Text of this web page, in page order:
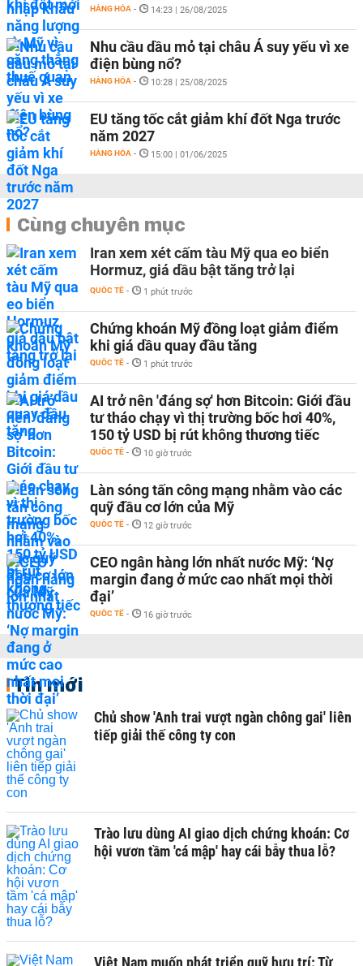
HÀNG HÓA - 14:23 | 26/08/2025
Nhu cầu dầu mỏ tại châu Á suy yếu vì xe
điện bùng nổ?
HÀNG HÓA - 10:28 | 25/08/2025
EU tăng tốc cắt giảm khí đốt Nga trước
năm 2027
HÀNG HÓA - 15:00 | 01/06/2025
Cùng chuyên mục
Iran xem xét cấm tàu Mỹ qua eo biển
Hormuz, giá dầu bật tăng trở lại
QUỐC TẾ - 1 phút trước
Chứng khoán Mỹ đồng loạt giảm điểm
khi giá dầu quay đầu tăng
QUỐC TẾ - 1 phút trước
AI trở nên 'đáng sợ' hơn Bitcoin: Giới đầu
tư tháo chạy vì thị trường bốc hơi 40%,
150 tỷ USD bị rút không thương tiếc
QUỐC TẾ - 10 giờ trước
Làn sóng tấn công mạng nhằm vào các
quỹ đầu cơ lớn của Mỹ
QUỐC TẾ - 12 giờ trước
CEO ngân hàng lớn nhất nước Mỹ: ‘Nợ
margin đang ở mức cao nhất mọi thời
đại’
QUỐC TẾ - 16 giờ trước
Tin mới
Chủ show 'Anh trai vượt ngàn chông gai' liên
tiếp giải thế công ty con
Trào lưu dùng AI giao dịch chứng khoán: Cơ
hội vươn tầm 'cá mập' hay cái bẫy thua lỗ?
Việt Nam muốn phát triển quỹ hưu trí: Từ